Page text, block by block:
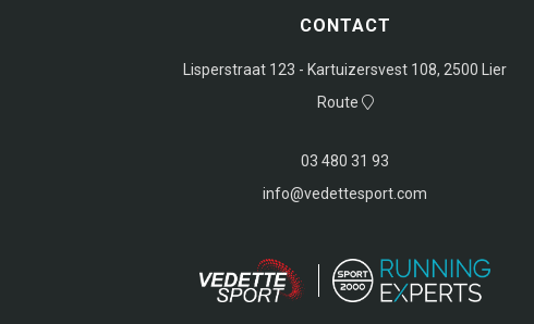
CONTACT
Lisperstraat 123 - Kartuizersvest 108, 2500 Lier
Route
03 480 31 93
info@vedettesport.com